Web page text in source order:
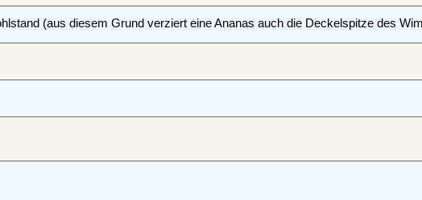
(aus diesem Grund verziert eine Ananas auch die Deckelspitze des